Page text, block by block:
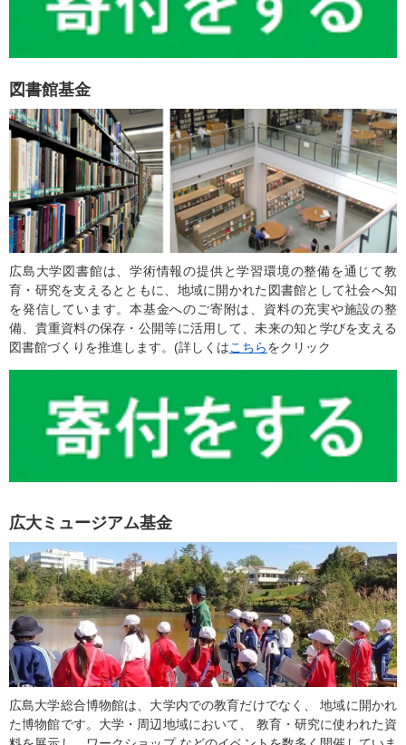
図書館基金
広島大学図書館は、学術情報の提供と学習環境の整備を通じて教
育・研究を支えるとともに、地域に開かれた図書館として社会へ知
を発信しています。本基金へのご寄附は、資料の充実や施設の整
備、貴重資料の保存・公開等に活用して、未来の知と学びを支える
図書館づくりを推進します。(詳しくはこちらをクリック
広大ミュージアム基金
広島大学総合博物館は、大学内での教育だけでなく、 地域に開かれ
た博物館です。大学・周辺地域において、 教育・研究に使われた資